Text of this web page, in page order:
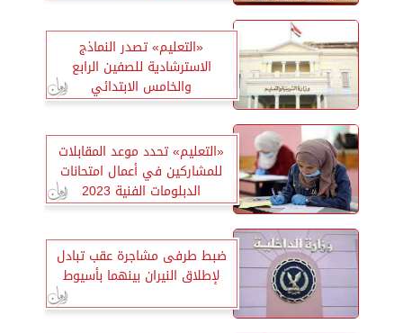
«التعليم» تصدر النماذج
الاسترشادية للصفين الرابع
والخامس الابتدائي
«التعليم» تحدد موعد المقابلات
للمشاركين في أعمال امتحانات
الدبلومات الفنية 2023
ضبط طرفى مشاجرة عقب تبادل
لإطلاق النيران بينهما بأسيوط